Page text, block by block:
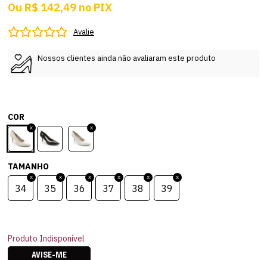
Ou R$ 142,49 no PIX
Avalie
Nossos clientes ainda não avaliaram este produto
COR
TAMANHO
34 35 36 37 38 39
Produto Indisponível
AVISE-ME